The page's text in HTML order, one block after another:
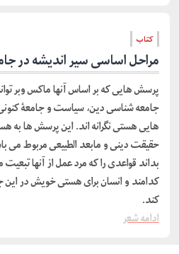
کتاب
مراحل اساسی سیر اندیشه در
پرسش هایی که بر اساس آنها ماکس وبر
جامعه شناسی دین، سیاست و جامعۀ
هایی هستی نگرانه اند. این پرسش ها به
حقیقت دینی و مابعد الطبیعی مربوط می
بداند قواعدی را که مرد عمل از آنها
کدامند و انسان برای هستی خویش در این
کند.
ادامه شعر